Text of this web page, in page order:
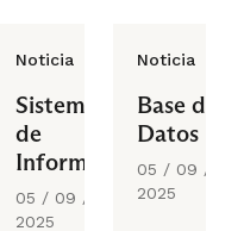
Noticia
Sistemas
de
Información
05 / 09 /
2025
Noticia
Base de
Datos
05 / 09 /
2025